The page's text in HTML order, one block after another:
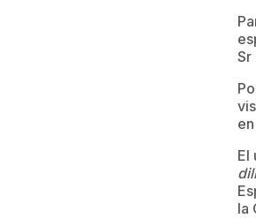
Sr
El
la